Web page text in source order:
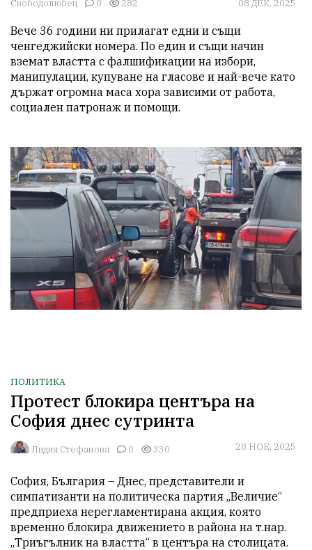
Свободолюбец 0 282 08 ДЕК, 2025
Вече 36 години ни прилагат едни и същи
ченгеджийски номера. По един и същи начин
вземат властта с фалшификации на избори,
манипулации, купуване на гласове и най-вече като
държат огромна маса хора зависими от работа,
социален патронаж и помощи.
ПОЛИТИКА
Протест блокира центъра на
София днес сутринта
Лидия Стефанова 0 330 28 НОЕ, 2025
София, България – Днес, представители и
симпатизанти на политическа партия „Величие“
предприеха нерегламентирана акция, която
временно блокира движението в района на т.нар.
„Триъгълник на властта“ в центъра на столицата.